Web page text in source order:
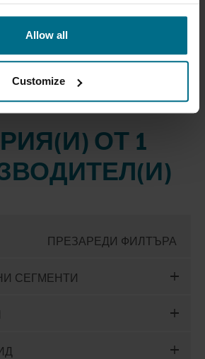
Allow all
Customize
практични препоръки за
и за инсталации, подложени
ОТ 1
ПРЕЗАРЕДИ ФИЛТЪРА
СЕГМЕНТИ